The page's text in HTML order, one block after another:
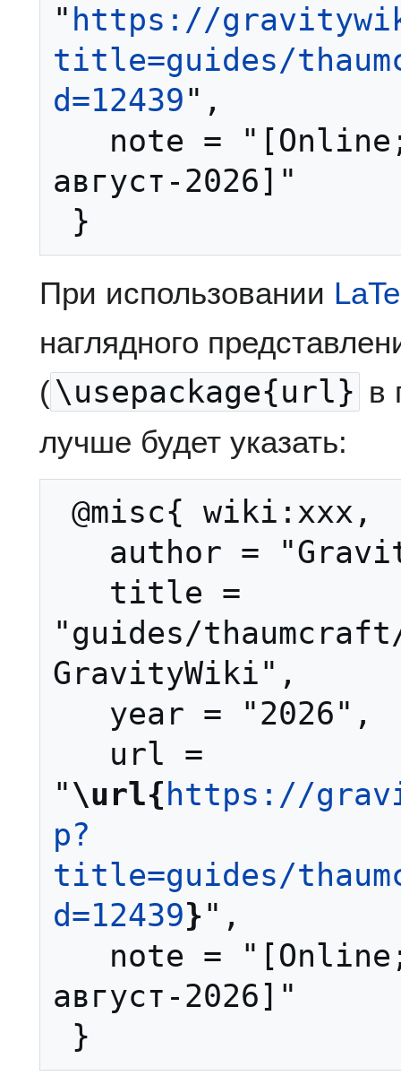
" https://
title=guides/
d=12439",
август-2026]"
При использовании
наглядного
(\usepackage{url} в
лучше будет указать:
"guides/
GravityWiki",
"\url{ https://
p?
title=guides/
d=12439} ",
август-2026]"